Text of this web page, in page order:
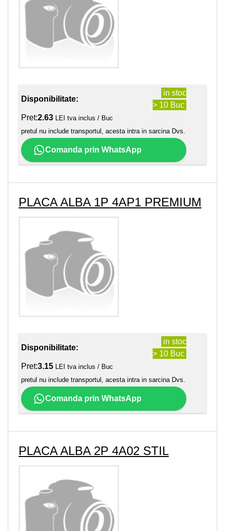
Disponibilitate:
in stoc
> 10 Buc
Pret:2.63 LEI tva inclus / Buc
pretul nu include transportul, acesta intra in sarcina Dvs.
Comanda prin WhatsApp
PLACA ALBA 1P 4AP1 PREMIUM
Disponibilitate:
in stoc
> 10 Buc
Pret:3.15 LEI tva inclus / Buc
pretul nu include transportul, acesta intra in sarcina Dvs.
Comanda prin WhatsApp
PLACA ALBA 2P 4A02 STIL